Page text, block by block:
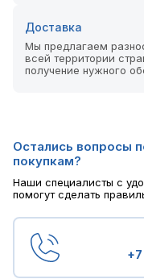
Доставка
Мы предлагаем
всей территории
получение нужного
Остались вопросы
покупкам?
Наши специалисты с
помогут сделать